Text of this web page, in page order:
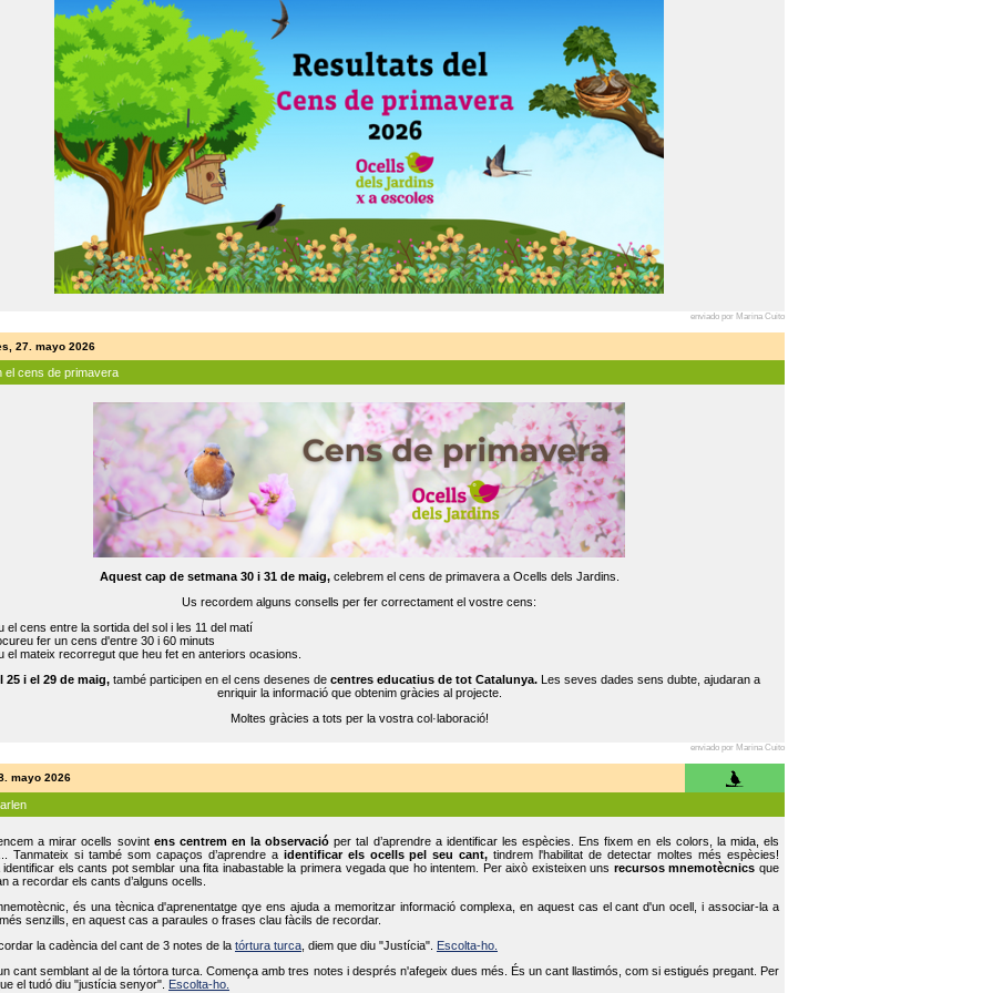
enviado por Marina Cuito
27. mayo 2026
el cens de primavera
Aquest cap de setmana 30 i 31 de maig,celebrem el cens de primavera a Ocells dels Jardins.
Us recordem alguns consells per fer correctament el vostre cens:
el cens entre la sortida del sol i les 11 del matí
fer un cens d'entre 30 i 60 minuts
el mateix recorregut que heu fet en anteriors ocasions.
25 i el 29 de maig,també participen en el cens desenes de centres educatius de tot Catalunya.Les seves dades sens dubte, ajudaran a
enriquir la informació que obtenim gràcies al projecte.
Moltes gràcies a tots per la vostra col·laboració!
enviado por Marina Cuito
mayo 2026
a mirar ocells sovint ens centrem en la observació per tal d’aprendre a identificar les espècies. Ens fixem en els colors, la mida, els
Tanmateix si també som capaços d’aprendre a identificar els ocells pel seu cant, tindrem l'habilitat de detectar moltes més espècies!
els cants pot semblar una fita inabastable la primera vegada que ho intentem. Per això existeixen uns recursos mnemotècnics que
a recordar els cants d’alguns ocells.
és una tècnica d'aprenentatge qye ens ajuda a memoritzar informació complexa, en aquest cas el cant d'un ocell, i associar-la a
senzills, en aquest cas a paraules o frases clau fàcils de recordar.
la cadència del cant de 3 notes de la tórtura turca , diem que diu "Justícia".
Escolta-ho.
cant semblant al de la tórtora turca. Comença amb tres notes i després n'afegeix dues més. És un cant llastimós, com si estigués pregant. Per
el tudó diu "justícia senyor".
Escolta-ho.